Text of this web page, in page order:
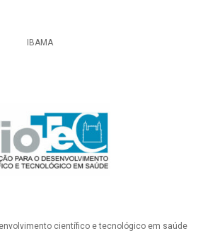
IBAMA
científico e tecnológico em saúde